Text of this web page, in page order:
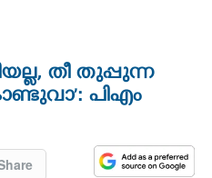
തീ തുപ്പുന്ന
പിഎം